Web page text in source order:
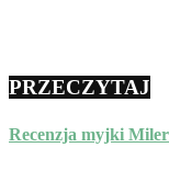
PRZECZYTAJ
Recenzja myjki